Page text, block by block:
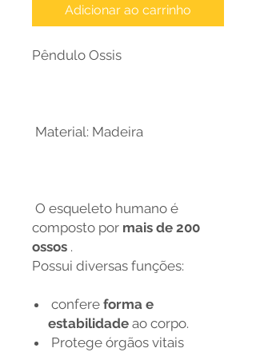
Adicionar ao carrinho
Pêndulo Ossis
Material: Madeira
O esqueleto humano é
composto por mais de 200
ossos .
Possui diversas funções:
confere forma e
estabilidade ao corpo.
Protege órgãos vitais